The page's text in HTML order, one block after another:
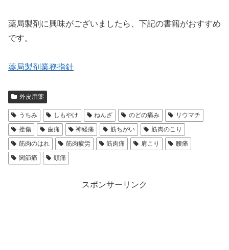
薬局製剤に興味がございましたら、下記の書籍がおすすめ
です。
薬局製剤業務指針
外皮用薬
うちみ しもやけ ねんざ のどの痛み
リウマチ
挫傷
歯痛 神経痛 筋ちがい
筋肉のこり
筋肉のはれ
筋肉疲労 筋肉痛 肩こり
腰痛
関節痛
頭痛
スポンサーリンク